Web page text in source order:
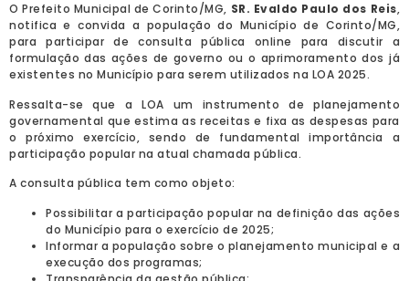
O Prefeito Municipal de Corinto/MG, SR. Evaldo Paulo dos Reis,
notifica e convida a população do Município de Corinto/MG,
para participar de consulta pública online para discutir a
formulação das ações de governo ou o aprimoramento dos já
existentes no Município para serem utilizados na LOA 2025.
Ressalta-se que a LOA um instrumento de planejamento
governamental que estima as receitas e fixa as despesas para
o próximo exercício, sendo de fundamental importância a
participação popular na atual chamada pública.
A consulta pública tem como objeto:
Possibilitar a participação popular na definição das ações
do Município para o exercício de 2025;
Informar a população sobre o planejamento municipal e a
execução dos programas;